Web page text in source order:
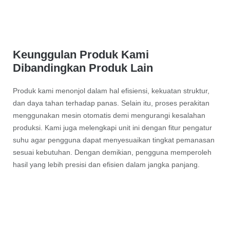
Keunggulan Produk Kami
Dibandingkan Produk Lain
Produk kami menonjol dalam hal efisiensi, kekuatan struktur,
dan daya tahan terhadap panas. Selain itu, proses perakitan
menggunakan mesin otomatis demi mengurangi kesalahan
produksi. Kami juga melengkapi unit ini dengan fitur pengatur
suhu agar pengguna dapat menyesuaikan tingkat pemanasan
sesuai kebutuhan. Dengan demikian, pengguna memperoleh
hasil yang lebih presisi dan efisien dalam jangka panjang.